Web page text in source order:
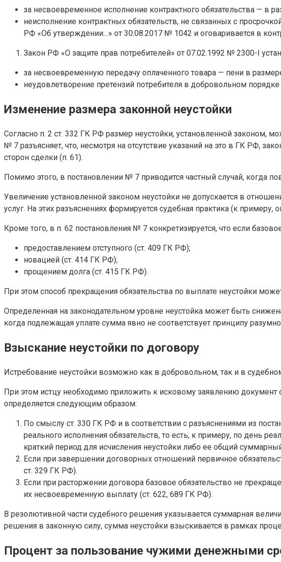
за несвоевременное исполнение контрактного обязательства —
неисполнение контрактных обязательств, не связанных с
РФ «Об утверждении…» от 30.08.2017 № 1042 и оговаривается в
Закон РФ «О защите прав потребителей» от 07.02.1992 № 2300-I
за несвоевременную передачу оплаченного товара — пени в
неудовлетворение претензий потребителя в добровольном
Изменение размера законной неустойки
Согласно п. 2 ст. 332 ГК РФ размер неустойки, установленной законом,
№ 7 разъясняет, что, несмотря на отсутствие указаний на это в ГК РФ,
сторон сделки (п. 61).
Помимо этого, в постановлении № 7 приводится частный случай, когда
Увеличение установленной законом неустойки не допускается в
услуг. На этих разъяснениях формируется судебная практика (к
Кроме того, в п. 62 постановления № 7 конкретизируется, что если
предоставлением отступного (ст. 409 ГК РФ);
новацией (ст. 414 ГК РФ);
прощением долга (ст. 415 ГК РФ).
При этом способ прекращения обязательства по выплате неустойки
Определенная на законодательном уровне неустойка может быть
когда подлежащая уплате сумма явно не соответствует принципу
Взыскание неустойки по договору
Истребование неустойки возможно как в добровольном, так и в
При этом истцу необходимо приложить к исковому заявлению документ
определяется следующим образом:
По смыслу ст. 330 ГК РФ и в соответствии с разъяснениями из
реального исполнения обязательств, то есть, к примеру, по день
краткий период для исчисления неустойки либо ее общий
Если при завершении договорных отношений первичное
ст. 329 ГК РФ).
Если при расторжении договора базовое обязательство не
их несвоевременную выплату (ст. 622, 689 ГК РФ).
В резолютивной части судебного решения указывается суммарная
решения в законную силу, сумма неустойки взыскивается в рамках
Процент за пользование чужими денежными